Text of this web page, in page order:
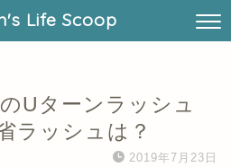
Life Scoop
Uターンラッシュ
ラッシュは？
2019年7月23日